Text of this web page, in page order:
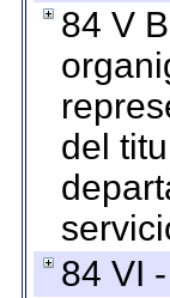
84 V
del
84 VI